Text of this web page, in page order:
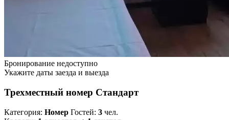
Бронирование недоступно
Укажите даты заезда и выезда
Трехместный номер Стандарт
Категория: Номер Гостей: 3 чел.